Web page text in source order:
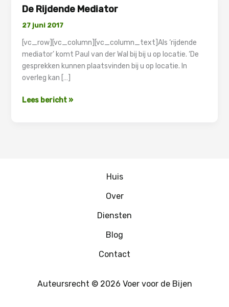
De Rijdende Mediator
27 juni 2017
[vc_row][vc_column][vc_column_text]Als ‘rijdende
mediator’ komt Paul van der Wal bij bij u op locatie. ‘De
gesprekken kunnen plaatsvinden bij u op locatie. In
overleg kan […]
De
Lees bericht »
Huis
Over
Diensten
Blog
Contact
Auteursrecht © 2026 Voer voor de Bijen